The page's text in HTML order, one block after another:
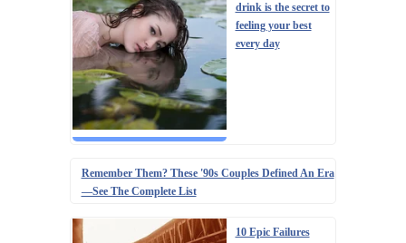
drink is the secret to
feeling your best
every day
Remember Them? These '90s Couples Defined An Era
—See The Complete List
10 Epic Failures